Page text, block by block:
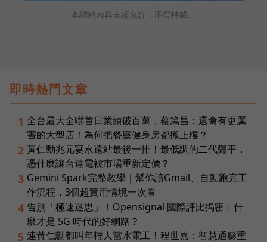
本網站內容未經允許，不得轉載。
即時熱門文章
1 全台最大全聯首日業績破百萬，蔡篤昌：還會有更厲
害的大型店！為何把餐廳健身房都搬上樓？
2 黃仁勳兆元宴永遠站最後一排！最低調的二代鄭平，
憑什麼讓台達電被市場重新定價？
3 Gemini Spark完整教學｜幫你讀Gmail、自動跑完工
作流程，3個超實用情境一次看
4 告別「極速迷思」！Opensignal 國際評比揭密：什
麼才是 5G 時代的好網路？
5 連黃仁勳都叫年輕人當水電工！程世嘉：智慧通膨重